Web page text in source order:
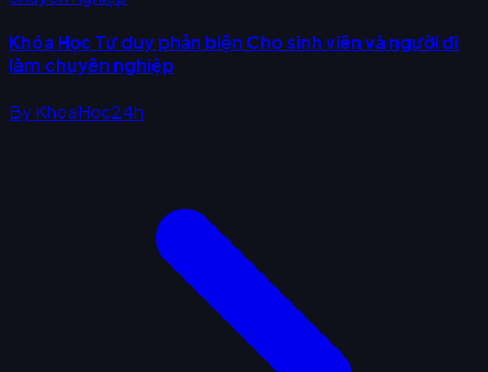
Khóa Học Tư duy phản biện Cho sinh viên và người đi
làm chuyên nghiệp
ByKhoaHoc24h